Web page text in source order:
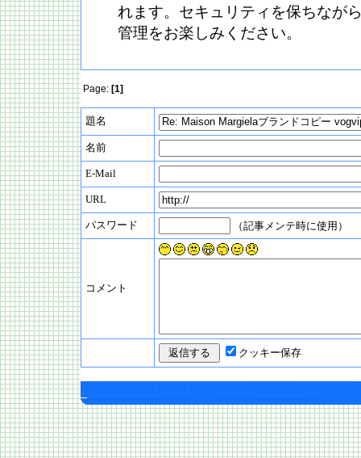
れます。セキュリティを保ちなが
管理をお楽しみください。
Page: [1]
題名
名前
E-Mail
URL
パスワード （記事メンテ時に使用）
コメント
クッキー保存